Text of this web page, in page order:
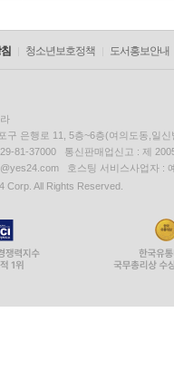
청소년보호정책 도서홍보안내
구 은행로 11, 5층~6층(여의도동,일신
81-37000 통신판매업신고 : 제
호스팅 서비스사업자 :
Corp. All Rights Reserved.